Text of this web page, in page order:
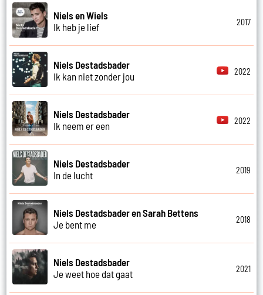
Niels en Wiels
Ik heb je lief
2017
Niels Destadsbader
Ik kan niet zonder jou
2022
Niels Destadsbader
Ik neem er een
2022
Niels Destadsbader
In de lucht
2019
Niels Destadsbader en Sarah Bettens
Je bent me
2018
Niels Destadsbader
Je weet hoe dat gaat
2021